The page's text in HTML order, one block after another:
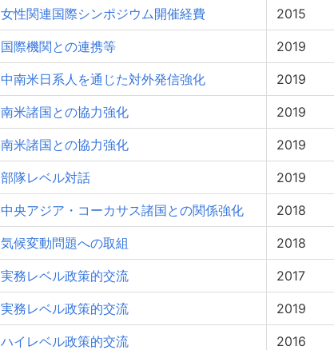
女性関連国際シンポジウム開催経費 2015
国際機関との連携等 2019
中南米日系人を通じた対外発信強化 2019
南米諸国との協力強化 2019
南米諸国との協力強化 2019
部隊レベル対話 2019
中央アジア・コーカサス諸国との関係強化 2018
気候変動問題への取組 2018
実務レベル政策的交流 2017
実務レベル政策的交流 2019
ハイレベル政策的交流 2016